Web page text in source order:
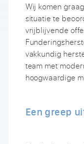
Wij komen
situatie te
vrijblijvende
vakkundig
team met
hoogwaardige
Een greep